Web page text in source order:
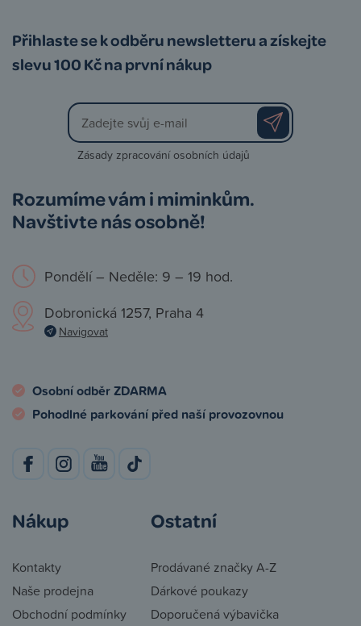
Přihlaste se k odběru newsletteru a získejte
slevu 100 Kč na první nákup
Zásady zpracování osobních údajů
Rozumíme vám i miminkům.
Navštivte nás osobně!
Pondělí – Neděle: 9 – 19 hod.
Dobronická 1257, Praha 4
Navigovat
Osobní odběr ZDARMA
Pohodlné parkování před naší provozovnou
Nákup
Kontakty
Naše prodejna
Obchodní podmínky
Ostatní
Prodávané značky A-Z
Dárkové poukazy
Doporučená výbavička